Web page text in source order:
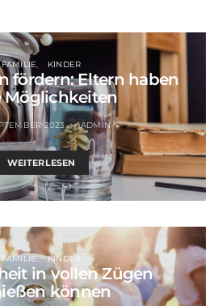
FAMILIE KINDER
fördern: Eltern haben
Möglichkeiten
2023 ADMIN
WEITERLESEN
FAMILIE KINDER
in vollen Zügen
können